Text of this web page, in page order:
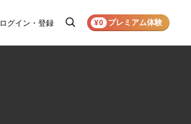
ログイン・登録
検
¥0 プレミアム体験